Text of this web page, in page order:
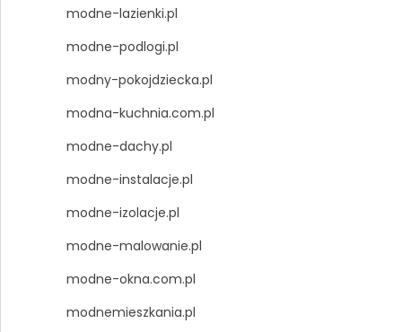
modne-lazienki.pl
modne-podlogi.pl
modny-pokojdziecka.pl
modna-kuchnia.com.pl
modne-dachy.pl
modne-instalacje.pl
modne-izolacje.pl
modne-malowanie.pl
modne-okna.com.pl
modnemieszkania.pl